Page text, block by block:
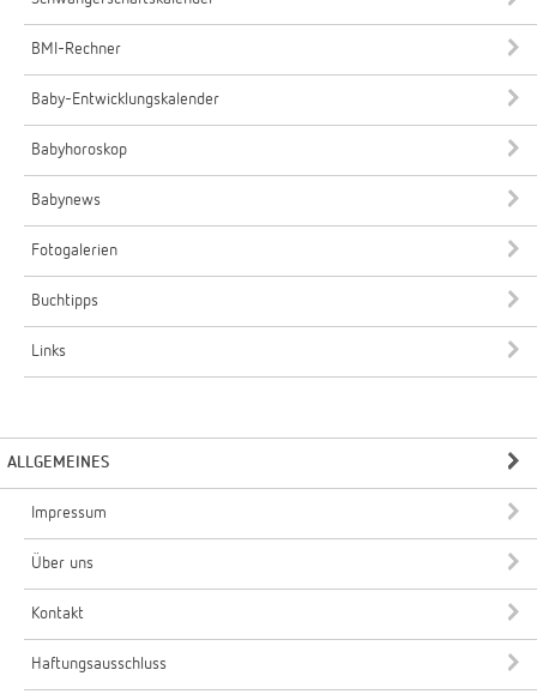
BMI-Rechner
Baby-Entwicklungskalender
Babyhoroskop
Babynews
Fotogalerien
Buchtipps
Links
ALLGEMEINES
Impressum
Über uns
Kontakt
Haftungsausschluss